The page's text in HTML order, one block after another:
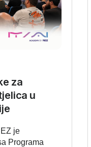
za
u
je
Programa